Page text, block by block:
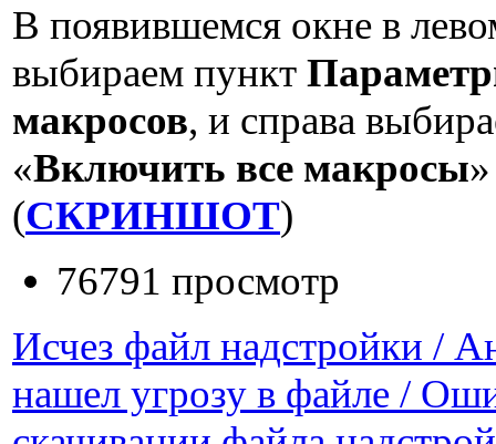
В появившемся окне в
выбираем пункт
макросов, и справа
«Включить все макросы»
(СКРИНШОТ)
76791 просмотр
Исчез файл надстройки /
нашел угрозу в файле /